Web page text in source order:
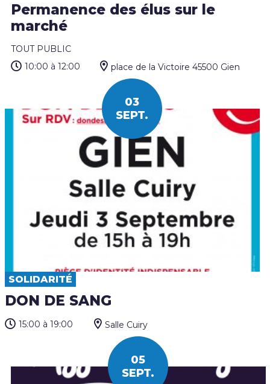
Permanence des élus sur le
marché
TOUT PUBLIC
10:00 à 12:00 place de la Victoire 45500 Gien
03
SEPT.
SOLIDARITÉ
DON DE SANG
15:00 à 19:00 Salle Cuiry
05
SEPT.